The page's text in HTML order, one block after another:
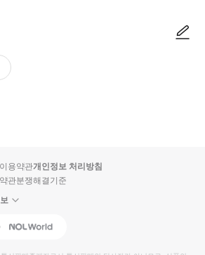
용약관개인정보 처리방침
관분쟁해결기준
Interpark Global